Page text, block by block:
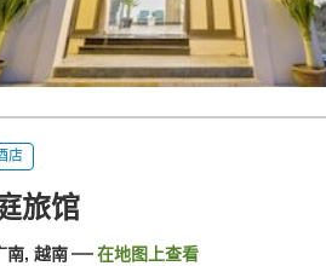
店
旅馆
南, 越南 在地图上查看